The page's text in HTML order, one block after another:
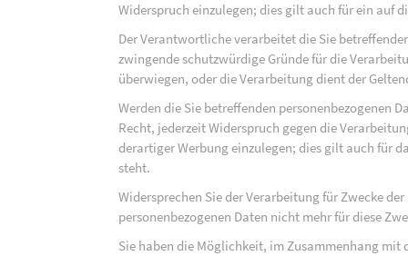
Widerspruch einzulegen; dies gilt auch für ein auf
Der Verantwortliche verarbeitet die Sie
zwingende schutzwürdige Gründe für die
überwiegen, oder die Verarbeitung dient der
Werden die Sie betreffenden personenbezogenen
Recht, jederzeit Widerspruch gegen die
derartiger Werbung einzulegen; dies gilt auch für
steht.
Widersprechen Sie der Verarbeitung für Zwecke
personenbezogenen Daten nicht mehr für diese
Sie haben die Möglichkeit, im Zusammenhang